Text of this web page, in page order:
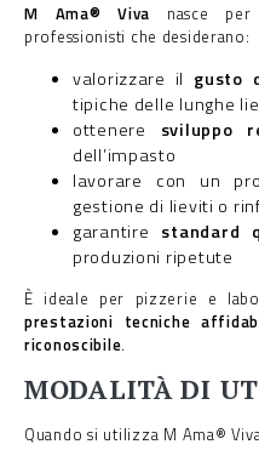
M Ama® Viva nasce
professionisti che desiderano:
valorizzare il gusto
tipiche delle lunghe
ottenere sviluppo
dell’impasto
lavorare con un
gestione di lieviti o
garantire standard
produzioni ripetute
È ideale per pizzerie e
prestazioni tecniche
riconoscibile.
MODALITÀ DI
Quando si utilizza M Ama®